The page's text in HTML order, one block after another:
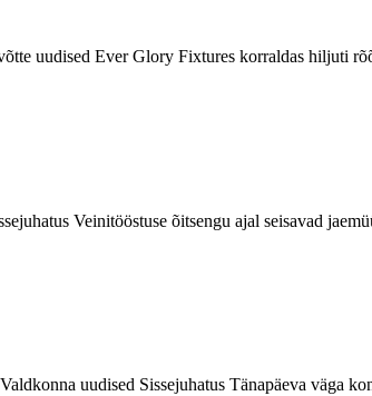
uudised Ever Glory Fixtures korraldas hiljuti
Veinitööstuse õitsengu ajal seisavad
uudised Sissejuhatus Tänapäeva väga